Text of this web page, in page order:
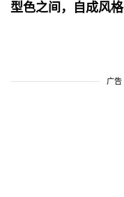
型色之间，自成风格
广